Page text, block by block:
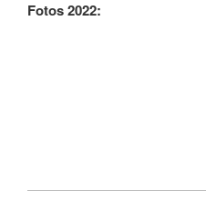
Fotos 2022: